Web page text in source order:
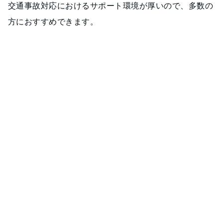
交通事故対応におけるサポート環境が厚いので、多数の
方におすすめできます。